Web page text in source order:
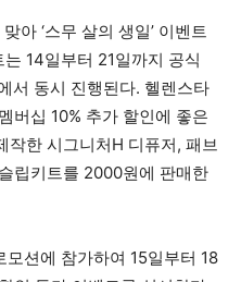
아 ‘스무 살의 생일’ 이벤트
14일부터 21일까지 공식
서 동시 진행된다. 헬렌스타
버십 10% 추가 할인에 좋은
작한 시그니처H 디퓨저, 패브
립키트를 2000원에 판매한
모션에 참가하여 15일부터 18